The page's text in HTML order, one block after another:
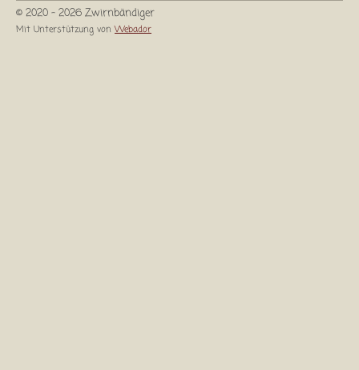
© 2020 - 2026 Zwirnbändiger
Mit Unterstützung vonWebador